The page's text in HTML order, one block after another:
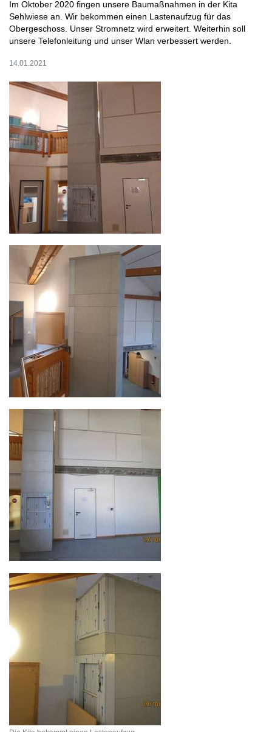
Im Oktober 2020 fingen unsere Baumaßnahmen in der Kita
Sehlwiese an. Wir bekommen einen Lastenaufzug für das
Obergeschoss. Unser Stromnetz wird erweitert. Weiterhin soll
unsere Telefonleitung und unser Wlan verbessert werden.
14.01.2021